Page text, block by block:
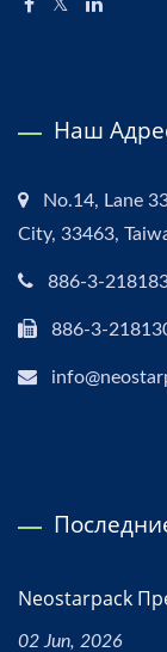
Наш
No.14, Lane
City, 33463,
886-3-
886-3-
Neostarpack
02 Jun, 2026